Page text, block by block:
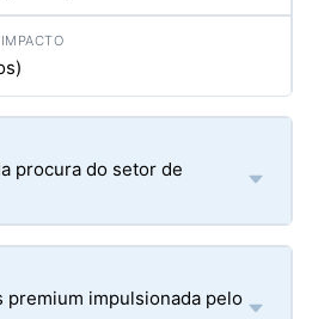
procura do setor de
premium impulsionada pelo